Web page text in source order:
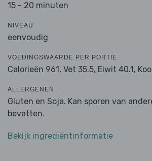
15 - 20 minuten
NIVEAU
eenvoudig
VOEDINGSWAARDE PER PORTIE
Calorieën 961, Vet 35.5, Eiwit 40.1,
ALLERGENEN
Gluten en Soja. Kan sporen van
bevatten.
Bekijk ingrediëntinformatie